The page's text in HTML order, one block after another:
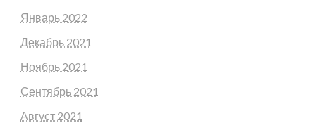
Январь 2022
Декабрь 2021
Ноябрь 2021
Сентябрь 2021
Август 2021